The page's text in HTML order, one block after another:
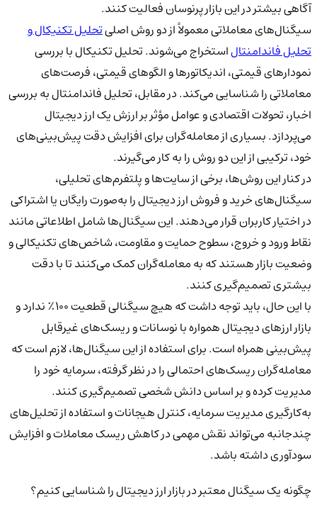
آگاهی بیشتر در این بازار پرنوسان فعالیت کنند.
سیگنال‌های معاملاتی معمولاً از دو روش اصلیتحلیل تکنیکال و
تحلیل فاندامنتالاستخراج می‌شوند.تحلیل تکنیکالبا بررسی
نمودارهای قیمتی، اندیکاتورها و الگوهای قیمتی، فرصت‌های
معاملاتی را شناسایی می‌کند. در مقابل،تحلیل فاندامنتالبه بررسی
اخبار، تحولات اقتصادی و عوامل مؤثر بر ارزش یک ارز دیجیتال
می‌پردازد. بسیاری از معامله‌گران برای افزایش دقت پیش‌بینی‌های
خود، ترکیبی از این دو روش را به کار می‌گیرند.
در کنار این روش‌ها، برخی از سایت‌ها و پلتفرم‌های تحلیلی،
سیگنال‌های خرید و فروش ارز دیجیتال را به‌صورت رایگان یا اشتراکی
در اختیار کاربران قرار می‌دهند. این سیگنال‌ها شامل اطلاعاتی مانند
نقاط ورود و خروج، سطوح حمایت و مقاومت، شاخص‌های تکنیکالی و
وضعیت بازارهستند که به معامله‌گران کمک می‌کنند تا با دقت
بیشتری تصمیم‌گیری کنند.
با این حال، باید توجه داشت کههیچ سیگنالی قطعیت ۱۰۰٪ ندارد
و
بازار ارزهای دیجیتال همواره با نوسانات و ریسک‌های غیرقابل
پیش‌بینی همراه است. برای استفاده از این سیگنال‌ها، لازم است که
معامله‌گرانریسک‌های احتمالی را در نظر گرفته، سرمایه خود را
مدیریت کرده و بر اساس دانش شخصی تصمیم‌گیری کنند.
به‌کارگیریمدیریت سرمایه، کنترل هیجانات و استفاده از تحلیل‌های
چندجانبهمی‌تواند نقش مهمی در کاهش ریسک معاملات و افزایش
سودآوری داشته باشد.
چگونه یک سیگنال معتبر در بازار ارز دیجیتال را شناسایی کنیم؟